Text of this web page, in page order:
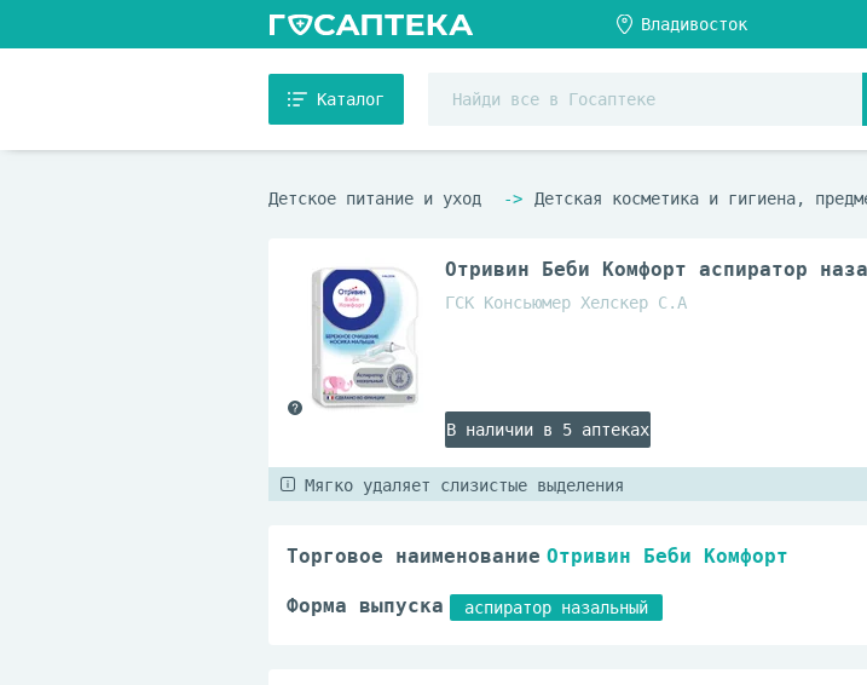
Каталог
Детское питание и уход Детская косметика и гигиена,
Отривин Беби Комфорт аспиратор
ГСК Консьюмер Хелскер С.А
В наличии в 5 аптеках
Мягко удаляет слизистые выделения
Торговое наименование Отривин Беби Комфорт
Форма выпуска аспиратор назальный